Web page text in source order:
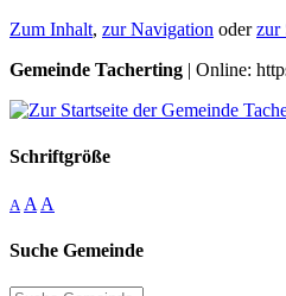
Zum Inhalt, zur Navigation oderzur
Gemeinde Tacherting | Online:
Schriftgröße
A A A
Suche Gemeinde